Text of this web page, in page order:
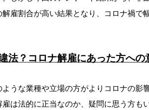
雇割合が高い結果となり、コロナ禍で
法？コロナ解雇にあった方への
うな業種や立場の方がよりコロナの影
は法的に正当なのか、疑問に思う方も